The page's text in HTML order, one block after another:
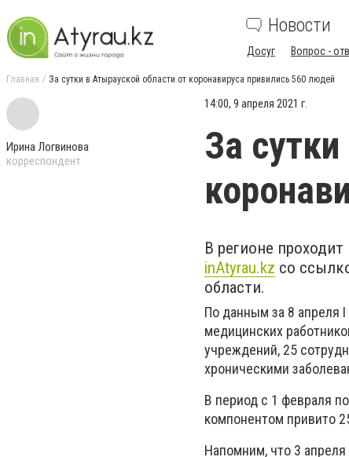
Новости
Досуг Вопрос -
Главная За сутки в Атырауской области от коронавируса привились 560 людей
Ирина Логвинова
корреспондент
14:00, 9 апреля 2021 г.
За
В регионе
inAtyrau.kz со
области.
По данным за 8 апреля
медицинских
учреждений, 25
хроническими
В период с 1 февраля
компонентом привито
Напомним, что 3